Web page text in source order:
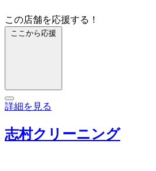
この店舗を応援する！
ここから応援
詳細を見る
志村クリーニング